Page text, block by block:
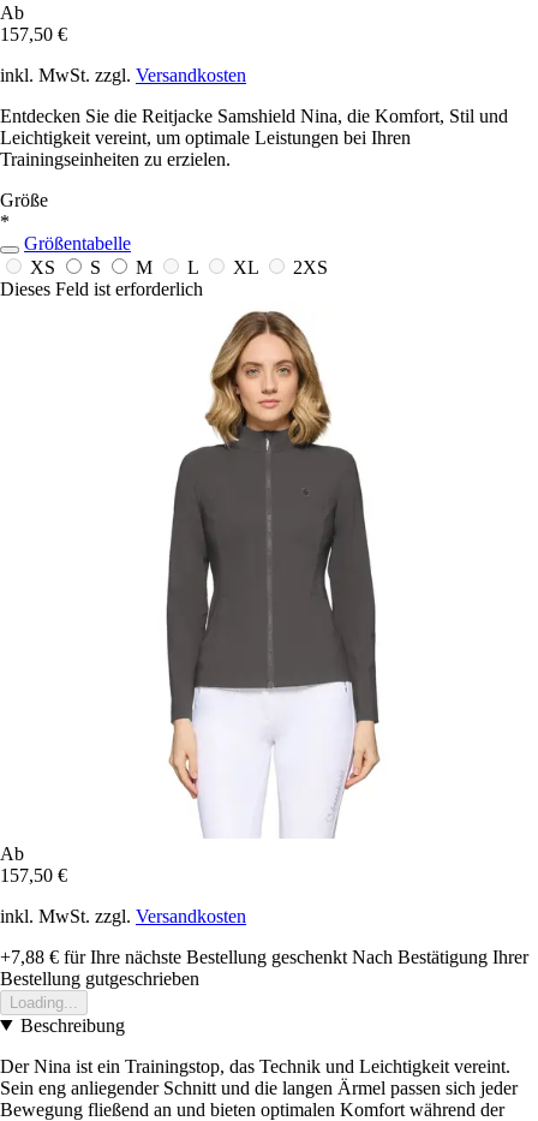
Ab
157,50 €
inkl. MwSt. zzgl. Versandkosten
Entdecken Sie die Reitjacke Samshield Nina, die Komfort, Stil und
Leichtigkeit vereint, um optimale Leistungen bei Ihren
Trainingseinheiten zu erzielen.
Größe
*
Größentabelle
XS
S M L XL
2XS
Dieses Feld ist erforderlich
Ab
157,50 €
inkl. MwSt. zzgl. Versandkosten
+7,88 € für Ihre nächste Bestellung geschenkt Nach Bestätigung Ihrer
Bestellung gutgeschrieben
Loading...
Beschreibung
Der Nina ist ein Trainingstop, das Technik und Leichtigkeit vereint.
Sein eng anliegender Schnitt und die langen Ärmel passen sich jeder
Bewegung fließend an und bieten optimalen Komfort während der